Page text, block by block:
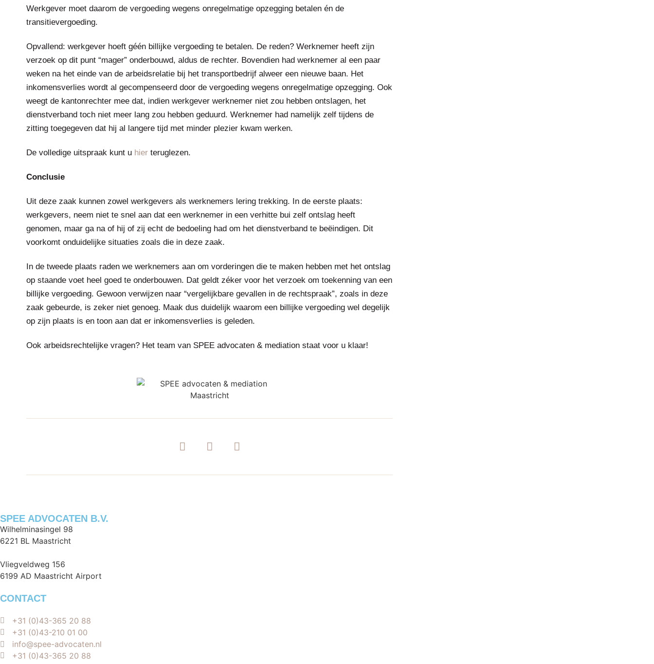
Werkgever moet daarom de vergoeding wegens onregelmatige opzegging betalen én de
transitievergoeding.
Opvallend: werkgever hoeft géén billijke vergoeding te betalen. De reden? Werknemer heeft zijn
verzoek op dit punt “mager” onderbouwd, aldus de rechter. Bovendien had werknemer al een paar
weken na het einde van de arbeidsrelatie bij het transportbedrijf alweer een nieuwe baan. Het
inkomensverlies wordt al gecompenseerd door de vergoeding wegens onregelmatige opzegging. Ook
weegt de kantonrechter mee dat, indien werkgever werknemer niet zou hebben ontslagen, het
dienstverband toch niet meer lang zou hebben geduurd. Werknemer had namelijk zelf tijdens de
zitting toegegeven dat hij al langere tijd met minder plezier kwam werken.
De volledige uitspraak kunt u hierteruglezen.
Conclusie
Uit deze zaak kunnen zowel werkgevers als werknemers lering trekking. In de eerste plaats:
werkgevers, neem niet te snel aan dat een werknemer in een verhitte bui zelf ontslag heeft
genomen, maar ga na of hij of zij echt de bedoeling had om het dienstverband te beëindigen. Dit
voorkomt onduidelijke situaties zoals die in deze zaak.
In de tweede plaats raden we werknemers aan om vorderingen die te maken hebben met het ontslag
op staande voet heel goed te onderbouwen. Dat geldt zéker voor het verzoek om toekenning van een
billijke vergoeding. Gewoon verwijzen naar “vergelijkbare gevallen in de rechtspraak”, zoals in deze
zaak gebeurde, is zeker niet genoeg. Maak dus duidelijk waarom een billijke vergoeding wel degelijk
op zijn plaats is en toon aan dat er inkomensverlies is geleden.
Ook arbeidsrechtelijke vragen? Het team van SPEE advocaten & mediation staat voor u klaar!
SPEE ADVOCATEN B.V.
Wilhelminasingel 98
6221 BL Maastricht
Vliegveldweg 156
6199 AD Maastricht Airport
CONTACT
+31 (0)43-365 20 88
+31 (0)43-210 01 00
info@spee-advocaten.nl
+31 (0)43-365 20 88